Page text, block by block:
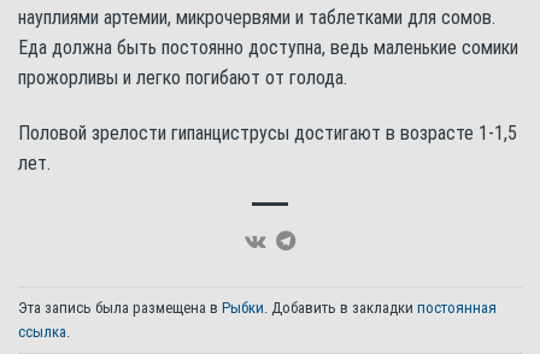
науплиями артемии, микрочервями и таблетками для сомов.
Еда должна быть постоянно доступна, ведь маленькие сомики
прожорливы и легко погибают от голода.
Половой зрелости гипанциструсы достигают в возрасте 1-1,5
лет.
Эта запись была размещена в Рыбки . Добавить в закладки постоянная
ссылка